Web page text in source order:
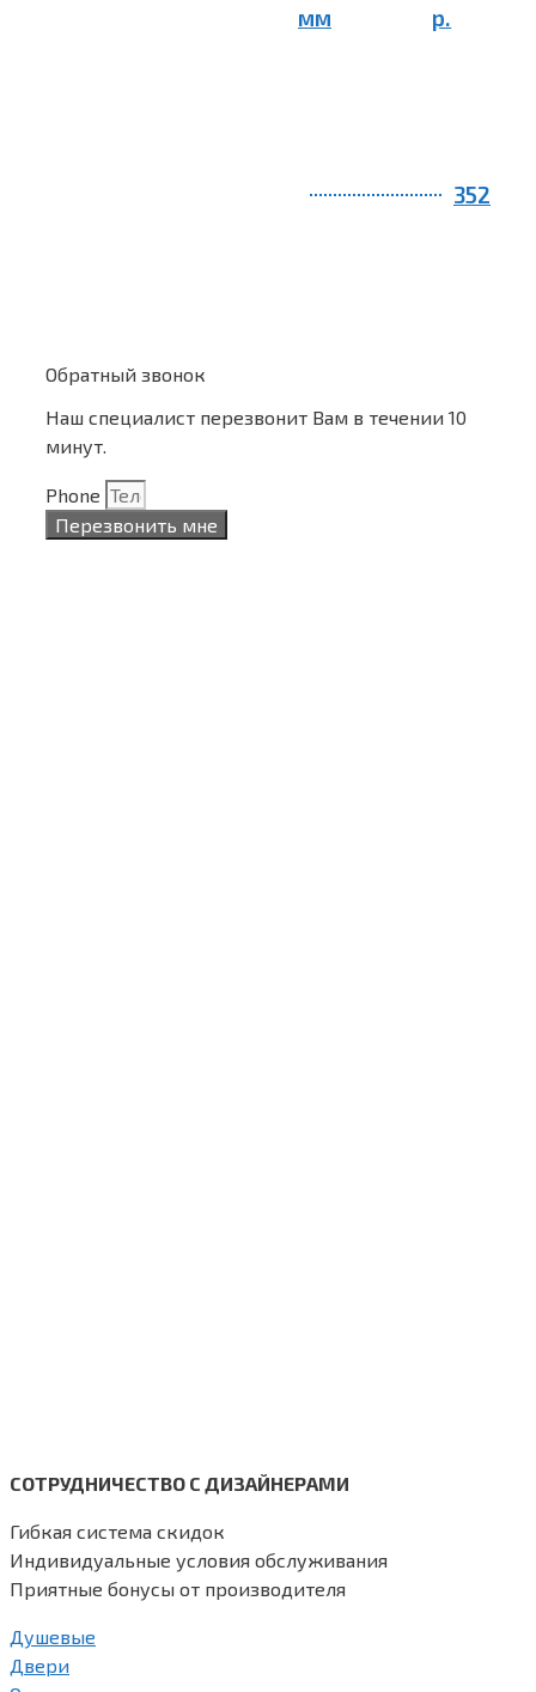
мм
р.
352
Обратный звонок
Наш специалист перезвонит Вам в течении 10
минут.
Phone
Перезвонить мне
СОТРУДНИЧЕСТВО С ДИЗАЙНЕРАМИ
Гибкая система скидок
Индивидуальные условия обслуживания
Приятные бонусы от производителя
Душевые
Двери